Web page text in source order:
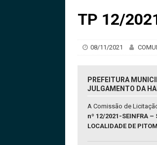
TP 12/
08/11/2021
PREFEITURA
JULGAMENTO DA
A Comissão de
nº 12/2021-SEINFRA –
LOCALIDADE DE